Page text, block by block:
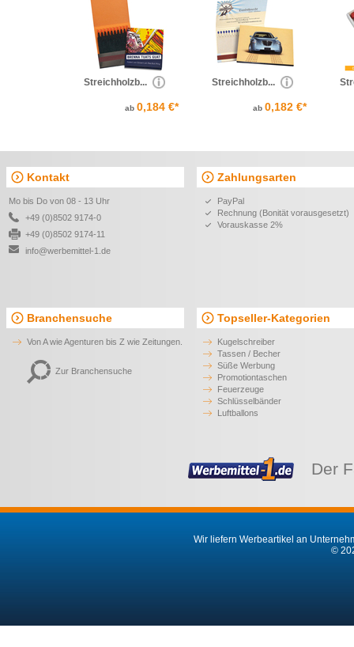
Streichholzb...
ab 0,184 €*
Streichholzb...
ab 0,182 €*
Kontakt
Mo bis Do von 08 - 13 Uhr
+49 (0)8502 9174-0
+49 (0)8502 9174-11
info@werbemittel-1.de
Zahlungsarten
PayPal
Rechnung (Bonität vorausgesetzt)
Vorauskasse 2%
Branchensuche
Von A wie Agenturen bis Z wie Zeitungen.
Zur Branchensuche
Topseller-Kategorien
Kugelschreiber
Tassen / Becher
Süße Werbung
Promotiontaschen
Feuerzeuge
Schlüsselbänder
Luftballons
Der
Wir liefern Werbeartikel an
©